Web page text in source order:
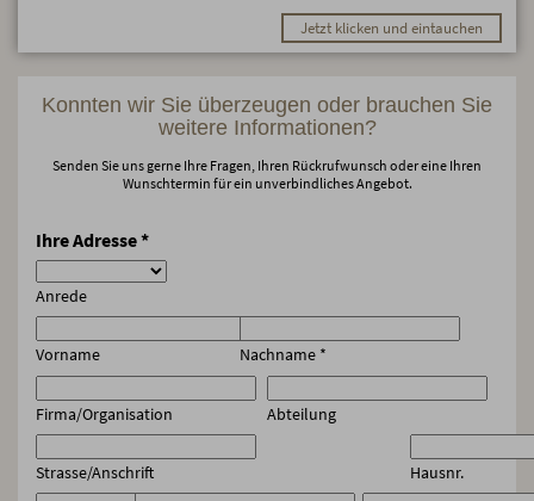
Jetzt klicken und eintauchen
Konnten wir Sie überzeugen oder brauchen Sie
weitere Informationen?
Senden Sie uns gerne Ihre Fragen, Ihren Rückrufwunsch oder eine Ihren
Wunschtermin für ein unverbindliches Angebot.
Ihre Adresse*
Anrede
Vorname Nachname *
Firma/Organisation Abteilung
Strasse/Anschrift Hausnr.